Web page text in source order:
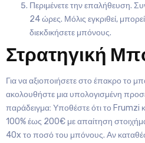
Περιμένετε την επαλήθευση.
24 ώρες. Μόλις εγκριθεί,
διεκδικήσετε μπόνους.
Στρατηγική
Για να αξιοποιήσετε στο έπακρο το
ακολουθήστε μια υπολογισμένη
παράδειγμα: Υποθέστε ότι το Frumzi
100% έως 200€ με απαίτηση
40x το ποσό του μπόνους. Αν